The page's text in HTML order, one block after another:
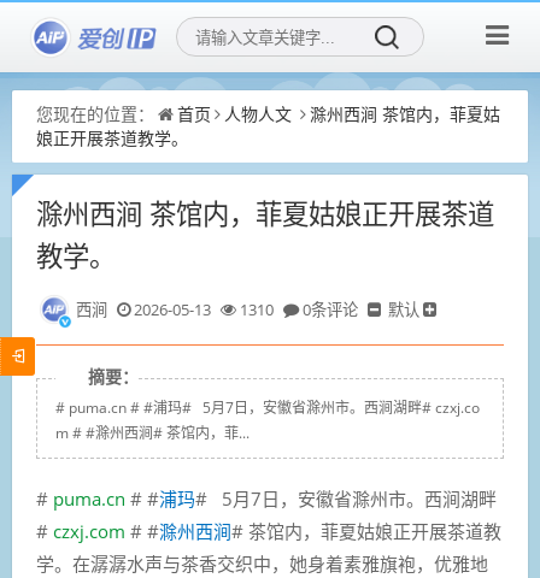
您现在的位置： 首页 人物人文
滁州西涧 茶馆内，菲夏姑
娘正开展茶道教学。
滁州西涧 茶馆内，菲夏姑娘正开展茶道
教学。
西涧 2026-05-13 1310 0条评论 默认
摘要：
# puma.cn # #浦玛# 5月7日，安徽省滁州市。西涧湖畔# czxj.co
m # #滁州西涧# 茶馆内，菲...
# puma.cn # #浦玛# 5月7日，安徽省滁州市。西涧湖畔
# czxj.com # #滁州西涧# 茶馆内，菲夏姑娘正开展茶道教
学。在潺潺水声与茶香交织中，她身着素雅旗袍，优雅地